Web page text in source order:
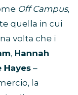
Off Campus,
quella in cui
volta che i
, Hannah
Hayes –
la